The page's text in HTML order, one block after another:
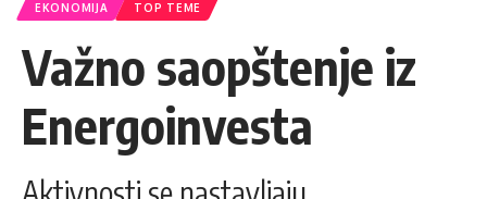
EKONOMIJA TOP TEME
Važno saopštenje iz
Energoinvesta